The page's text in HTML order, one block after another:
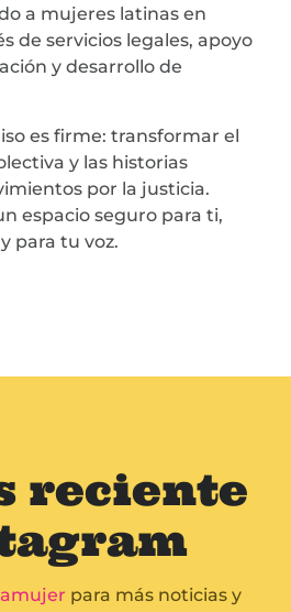
a mujeres latinas en
de servicios legales, apoyo
y desarrollo de
es firme: transformar el
y las historias
por la justicia.
espacio seguro para ti,
para tu voz.
reciente
para más noticias y